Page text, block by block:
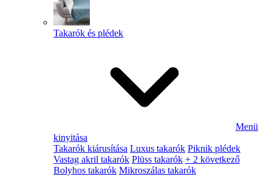
Takarók és plédek
Menü
kinyitása
Takarók kiárusítása Luxus takarók Piknik plédek
Vastag akril takarók Plüss takarók + 2 következő
Bolyhos takarók Mikroszálas takarók